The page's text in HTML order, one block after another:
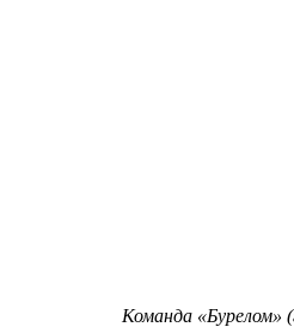
Команда «Бурелом»